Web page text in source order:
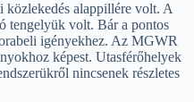
közlekedés alappillére volt. A
tengelyük volt. Bár a pontos
igényekhez. Az MGWR
képest. Utasférőhelyek
nincsenek részletes